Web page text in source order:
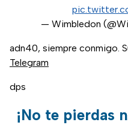
— Wimbledon
adn40, siempre conmigo.
Telegram
dps
¡No te pierdas